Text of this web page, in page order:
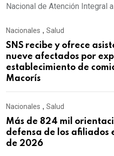
Nacional de Atención Integral
Nacionales , Salud
SNS recibe y ofrece
nueve afectados por
establecimiento de
Macorís
Nacionales , Salud
Más de 824 mil
defensa de los afiliados
de 2026